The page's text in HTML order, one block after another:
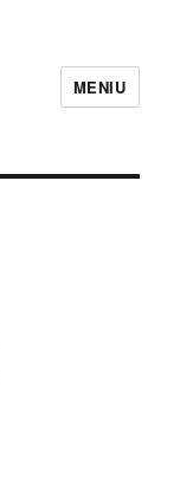
MENIU